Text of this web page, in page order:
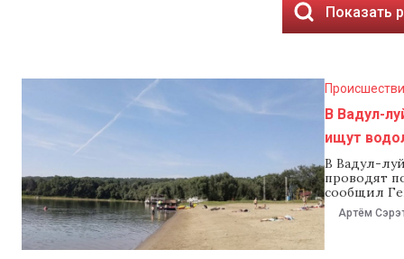
Показать
В Вадул-
ищут
В Вадул-
проводят
сообщил
ведомстве
Артём